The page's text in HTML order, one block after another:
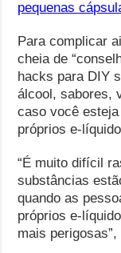
pequenas
Para complicar
cheia de
hacks para DIY
álcool, sabores,
caso você
próprios e-
“É muito difícil
substâncias
quando as
próprios e-
mais